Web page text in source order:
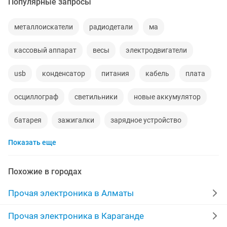
металлоискатели радиодетали ма
кассовый аппарат весы электродвигатели
usb конденсатор питания кабель плата
осциллограф светильники новые аккумулятор
батарея зажигалки зарядное устройство
плафоны
трансформаторы адаптер розетки
блок питания цен станции
Показать еще
Похожие в городах
Прочая электроника в Алматы
Прочая электроника в Караганде